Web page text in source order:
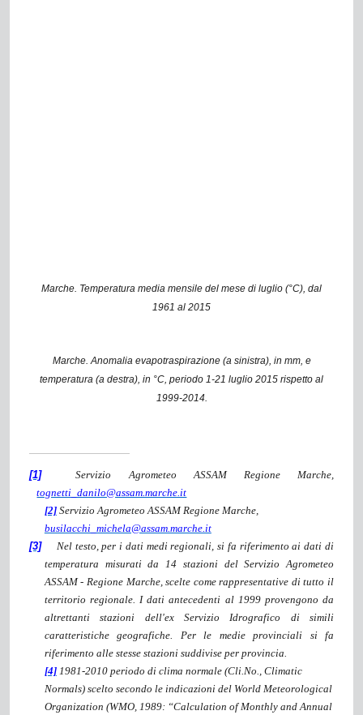
Marche. Temperatura media mensile del mese di luglio (°C), dal
1961 al 2015
Marche. Anomalia evapotraspirazione (a sinistra), in mm, e
temperatura (a destra), in °C, periodo 1-21 luglio 2015 rispetto al
1999-2014.
[1]
Servizio Agrometeo ASSAM Regione Marche,
tognetti_danilo@assam.marche.it
[2]Servizio Agrometeo ASSAM Regione Marche,
busilacchi_michela@assam.marche.it
[3]
Nel testo, per i dati medi regionali, si fa riferimento ai dati di
temperatura misurati da 14 stazioni del Servizio Agrometeo
ASSAM - Regione Marche, scelte come rappresentative di tutto il
territorio regionale. I dati antecedenti al 1999 provengono da
altrettanti stazioni dell'ex Servizio Idrografico di simili
caratteristiche geografiche. Per le medie provinciali si fa
riferimento alle stesse stazioni suddivise per provincia.
[4]1981-2010 periodo di clima normale (Cli.No., Climatic
Normals) scelto secondo le indicazioni del World Meteorological
Organization (WMO, 1989: “Calculation of Monthly and Annual